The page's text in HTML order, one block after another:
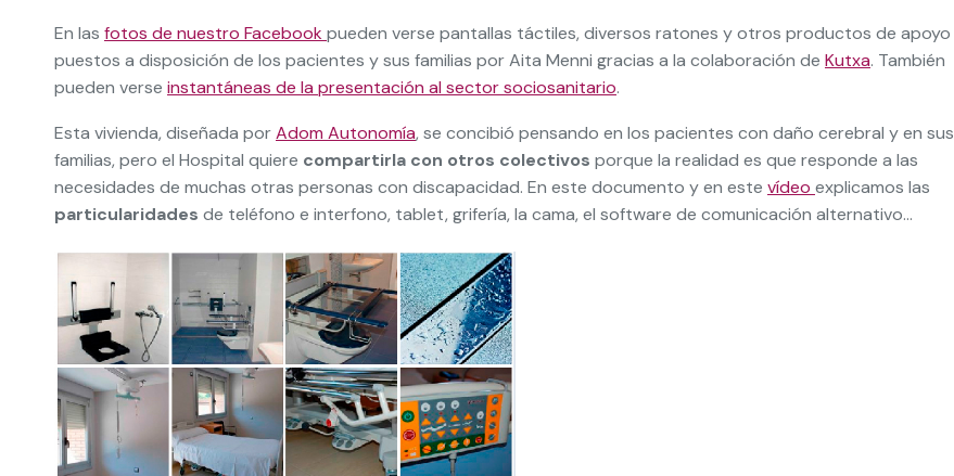
En las fotos de nuestro Facebookpueden verse pantallas táctiles, diversos ratones y otros productos de apoyo
puestos a disposición de los pacientes y sus familias por Aita Menni gracias a la colaboración de Kutxa. También
pueden verse instantáneas de la presentación al sector sociosanitario.
Esta vivienda, diseñada porAdom Autonomía, se concibió pensando en los pacientes con daño cerebral y en sus
familias, pero el Hospital quiere compartirla con otros colectivos porque la realidad es que responde a las
necesidades de muchas otras personas con discapacidad. En este documento y en este vídeo explicamos las
particularidades de teléfono e interfono, tablet, grifería, la cama, el software de comunicación alternativo…